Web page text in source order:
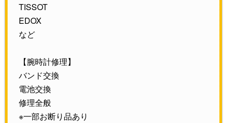
TISSOT
EDOX
など
【腕時計修理】
バンド交換
電池交換
修理全般
※一部お断り品あり